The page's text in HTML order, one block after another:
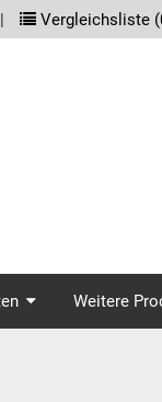
Vergleichsliste (
Weitere